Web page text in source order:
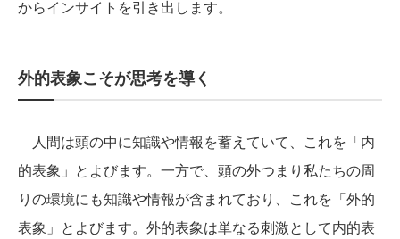
からインサイトを引き出します。
外的表象こそが思考を導く
人間は頭の中に知識や情報を蓄えていて、これを「内
的表象」とよびます。一方で、頭の外つまり私たちの周
りの環境にも知識や情報が含まれており、これを「外的
表象」とよびます。外的表象は単なる刺激として内的表